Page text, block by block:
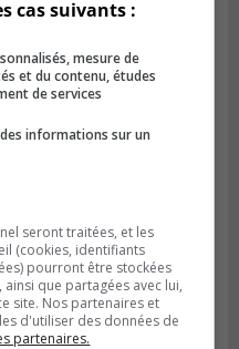
200 curieux à
cas suivants :
mesure de
et du contenu, études
de services
informations sur un
seront traitées, et les
(cookies, identifiants
pourront être stockées
que partagées avec lui,
site. Nos partenaires et
d'utiliser des données de
partenaires.